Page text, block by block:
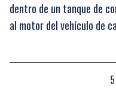
dentro de un tanque de
al motor del vehículo de